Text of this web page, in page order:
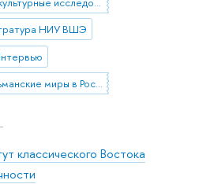
НИУ ВШЭ
мусульманские миры в России
классического Востока